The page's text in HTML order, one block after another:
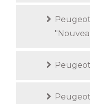
Peugeot
Peugeot
Peugeot